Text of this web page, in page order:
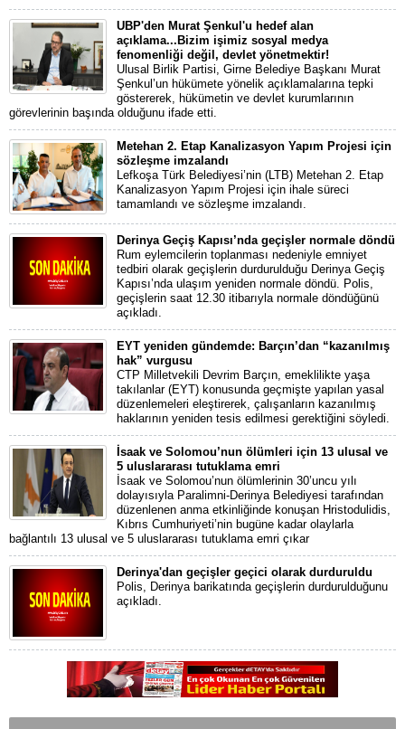
UBP'den Murat Şenkul'u hedef alan
açıklama...Bizim işimiz sosyal medya
fenomenliği değil, devlet yönetmektir!
Ulusal Birlik Partisi, Girne Belediye Başkanı Murat
Şenkul’un hükümete yönelik açıklamalarına tepki
göstererek, hükümetin ve devlet kurumlarının
görevlerinin başında olduğunu ifade etti.
Metehan 2. Etap Kanalizasyon Yapım Projesi için
sözleşme imzalandı
Lefkoşa Türk Belediyesi’nin (LTB) Metehan 2. Etap
Kanalizasyon Yapım Projesi için ihale süreci
tamamlandı ve sözleşme imzalandı.
Derinya Geçiş Kapısı’nda geçişler normale döndü
Rum eylemcilerin toplanması nedeniyle emniyet
tedbiri olarak geçişlerin durdurulduğu Derinya Geçiş
Kapısı’nda ulaşım yeniden normale döndü. Polis,
geçişlerin saat 12.30 itibarıyla normale döndüğünü
açıkladı.
EYT yeniden gündemde: Barçın’dan “kazanılmış
hak” vurgusu
CTP Milletvekili Devrim Barçın, emeklilikte yaşa
takılanlar (EYT) konusunda geçmişte yapılan yasal
düzenlemeleri eleştirerek, çalışanların kazanılmış
haklarının yeniden tesis edilmesi gerektiğini söyledi.
İsaak ve Solomou’nun ölümleri için 13 ulusal ve
5 uluslararası tutuklama emri
İsaak ve Solomou’nun ölümlerinin 30’uncu yılı
dolayısıyla Paralimni-Derinya Belediyesi tarafından
düzenlenen anma etkinliğinde konuşan Hristodulidis,
Kıbrıs Cumhuriyeti’nin bugüne kadar olaylarla
bağlantılı 13 ulusal ve 5 uluslararası tutuklama emri çıkar
Derinya'dan geçişler geçici olarak durduruldu
Polis, Derinya barikatında geçişlerin durdurulduğunu
açıkladı.